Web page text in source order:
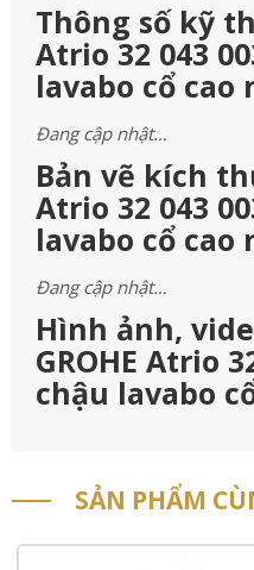
Thông số kỹ
Atrio 32 043
lavabo cổ cao
Đang cập nhật…
Bản vẽ kích
Atrio 32 043
lavabo cổ cao
Đang cập nhật…
Hình ảnh,
GROHE Atrio
chậu lavabo
SẢN PHẨM